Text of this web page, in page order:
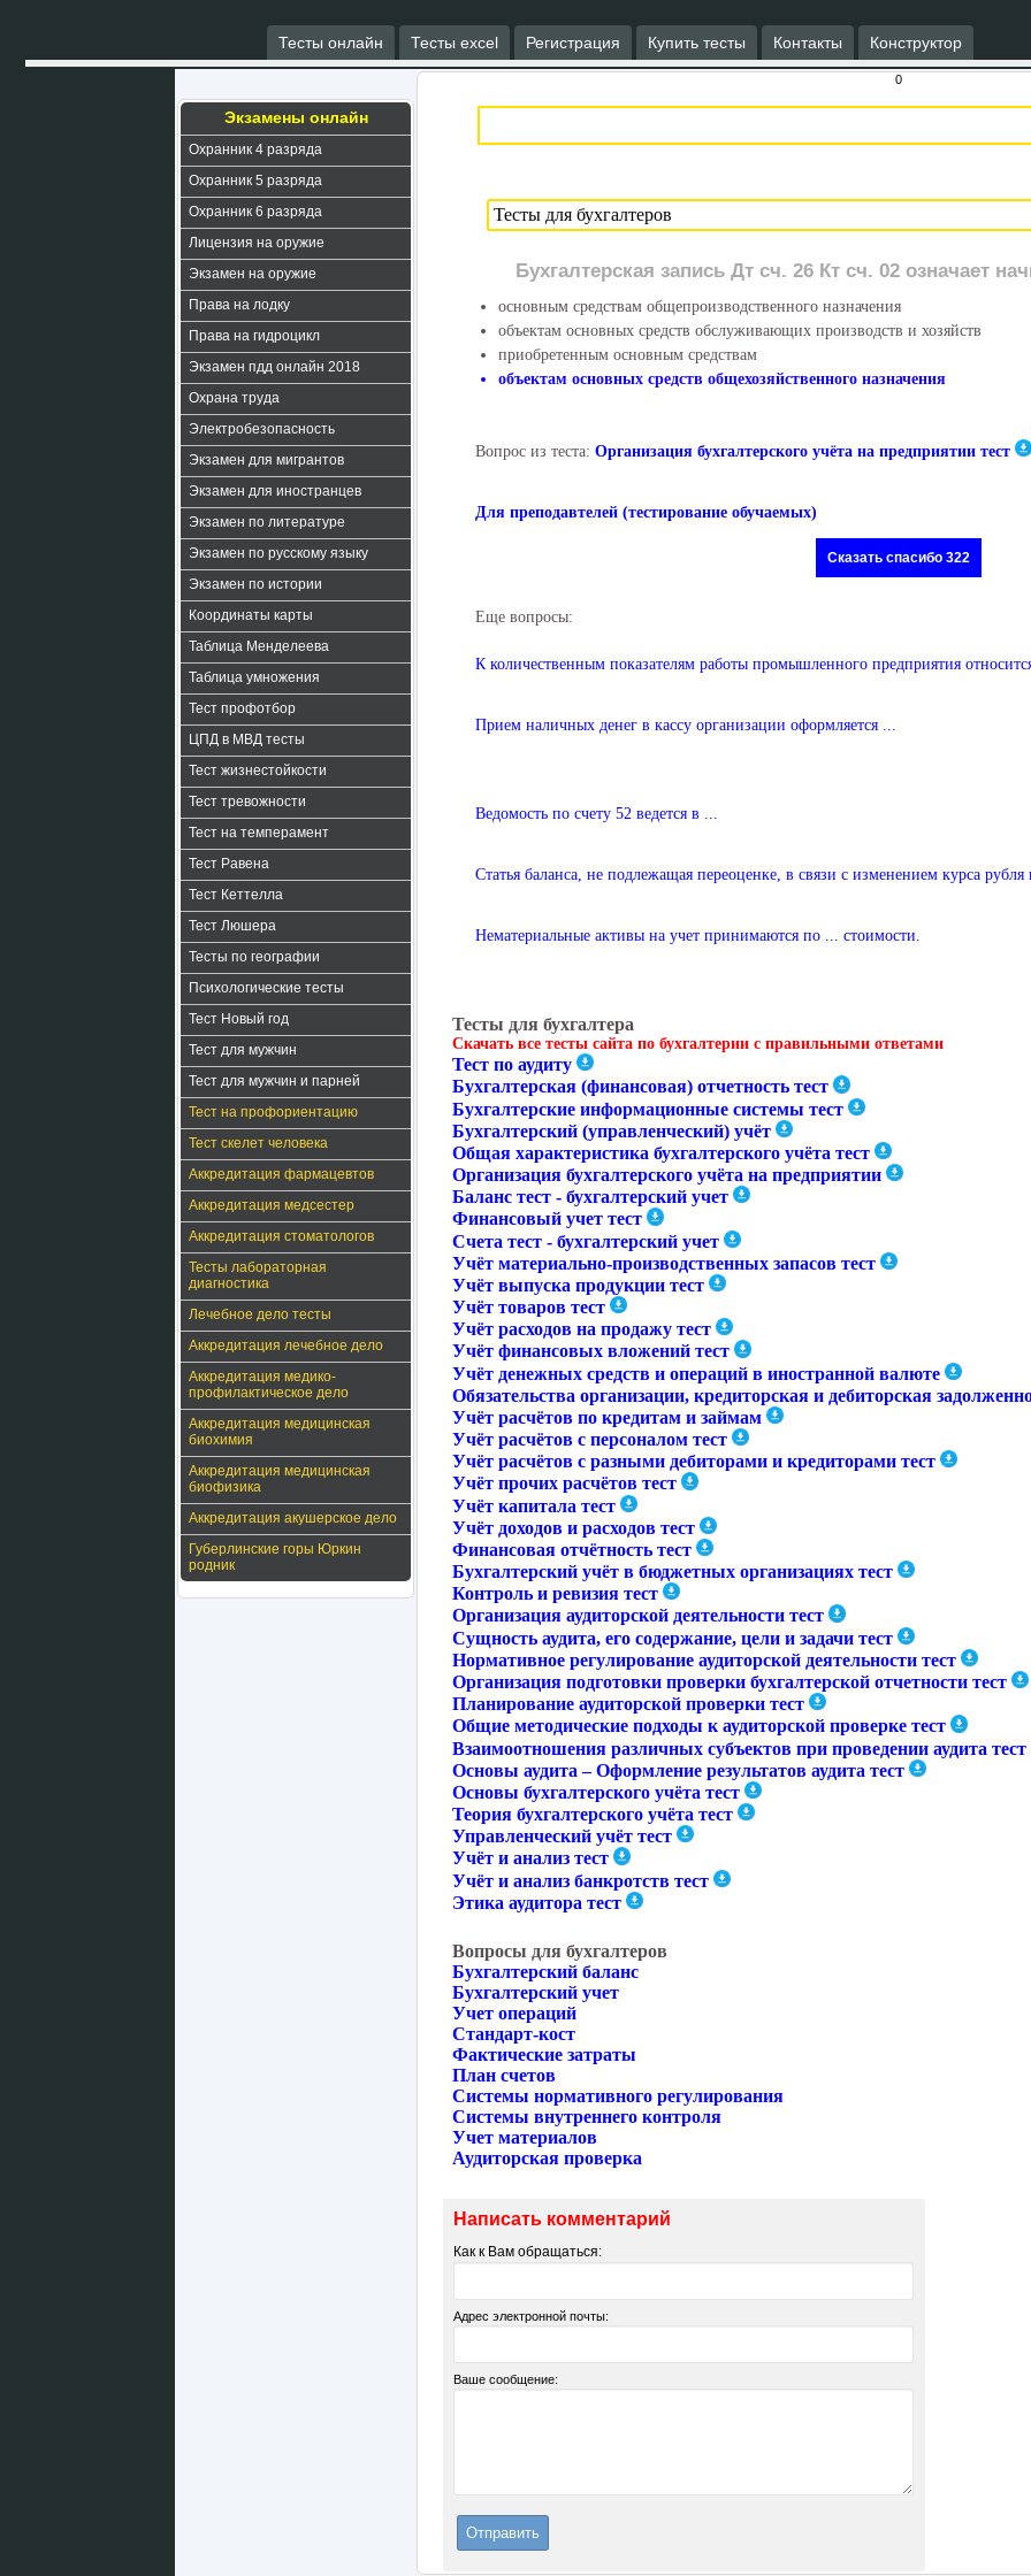
Тесты онлайн Тесты excel Регистрация Купить тесты Контакты Конструктор
Экзамены онлайн
Охранник 4 разряда
Охранник 5 разряда
Охранник 6 разряда
Лицензия на оружие
Экзамен на оружие
Права на лодку
Права на гидроцикл
Экзамен пдд онлайн 2018
Охрана труда
Электробезопасность
Экзамен для мигрантов
Экзамен для иностранцев
Экзамен по литературе
Экзамен по русскому языку
Экзамен по истории
Координаты карты
Таблица Менделеева
Таблица умножения
Тест профотбор
ЦПД в МВД тесты
Тест жизнестойкости
Тест тревожности
Тест на темперамент
Тест Равена
Тест Кеттелла
Тест Люшера
Тесты по географии
Психологические тесты
Тест Новый год
Тест для мужчин
Тест для мужчин и парней
Тест на профориентацию
Тест скелет человека
Аккредитация фармацевтов
Аккредитация медсестер
Аккредитация стоматологов
Тесты лабораторная
диагностика
Лечебное дело тесты
Аккредитация лечебное дело
Аккредитация медико-
профилактическое дело
Аккредитация медицинская
биохимия
Аккредитация медицинская
биофизика
Аккредитация акушерское дело
Губерлинские горы Юркин
родник
0
Бухгалтерская запись Дт сч. 26 Кт сч. 02 означает
основным средствам общепроизводственного назначения
объектам основных средств обслуживающих производств и хозяйств
приобретенным основным средствам
объектам основных средств общехозяйственного назначения
Вопрос из теста: Организация бухгалтерского учёта на предприятии тест
Для преподавтелей (тестирование обучаемых)
Сказать спасибо 322
Еще вопросы:
К количественным показателям работы промышленного предприятия
Прием наличных денег в кассу организации оформляется ...
Ведомость по счету 52 ведется в ...
Статья баланса, не подлежащая переоценке, в связи с изменением курса
Нематериальные активы на учет принимаются по ... стоимости.
Тесты для бухгалтера
Скачать все тесты сайта по бухгалтерии с правильными ответами
Тест по аудиту
Бухгалтерская (финансовая) отчетность тест
Бухгалтерские информационные системы тест
Бухгалтерский (управленческий) учёт
Общая характеристика бухгалтерского учёта тест
Организация бухгалтерского учёта на предприятии
Баланс тест - бухгалтерский учет
Финансовый учет тест
Счета тест - бухгалтерский учет
Учёт материально-производственных запасов тест
Учёт выпуска продукции тест
Учёт товаров тест
Учёт расходов на продажу тест
Учёт финансовых вложений тест
Учёт денежных средств и операций в иностранной валюте
Обязательства организации, кредиторская и дебиторская
Учёт расчётов по кредитам и займам
Учёт расчётов с персоналом тест
Учёт расчётов с разными дебиторами и кредиторами тест
Учёт прочих расчётов тест
Учёт капитала тест
Учёт доходов и расходов тест
Финансовая отчётность тест
Бухгалтерский учёт в бюджетных организациях тест
Контроль и ревизия тест
Организация аудиторской деятельности тест
Сущность аудита, его содержание, цели и задачи тест
Нормативное регулирование аудиторской деятельности тест
Организация подготовки проверки бухгалтерской отчетности тест
Планирование аудиторской проверки тест
Общие методические подходы к аудиторской проверке тест
Взаимоотношения различных субъектов при проведении аудита тест
Основы аудита – Оформление результатов аудита тест
Основы бухгалтерского учёта тест
Теория бухгалтерского учёта тест
Управленческий учёт тест
Учёт и анализ тест
Учёт и анализ банкротств тест
Этика аудитора тест
Вопросы для бухгалтеров
Бухгалтерский баланс
Бухгалтерский учет
Учет операций
Стандарт-кост
Фактические затраты
План счетов
Cистемы нормативного регулирования
Cистемы внутреннего контроля
Учет материалов
Аудиторская проверка
Написать комментарий
Как к Вам обращаться:
Адрес электронной почты:
Ваше сообщение: